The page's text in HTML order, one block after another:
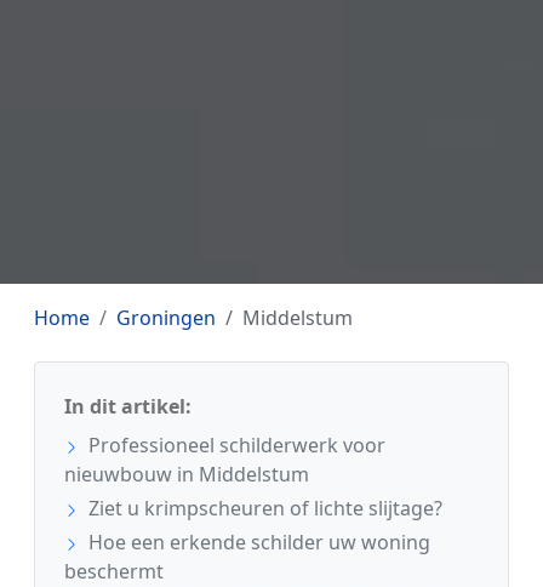
Home Groningen Middelstum
In dit artikel:
Professioneel schilderwerk voor
nieuwbouw in Middelstum
Ziet u krimpscheuren of lichte slijtage?
Hoe een erkende schilder uw woning
beschermt